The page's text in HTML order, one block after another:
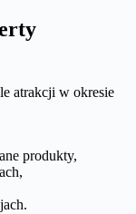
atrakcji w okresie
produkty,